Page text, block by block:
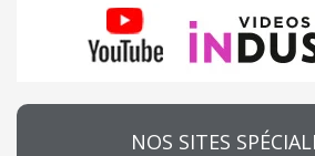
NOS SITES